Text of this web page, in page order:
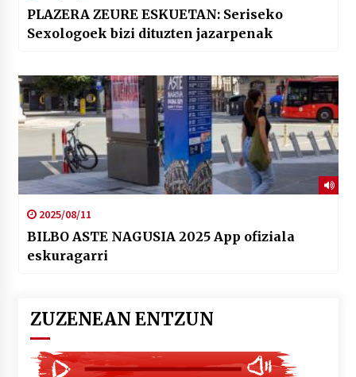
PLAZERA ZEURE ESKUETAN: Seriseko
Sexologoek bizi dituzten jazarpenak
2025/08/11
BILBO ASTE NAGUSIA 2025 App ofiziala
eskuragarri
ZUZENEAN ENTZUN